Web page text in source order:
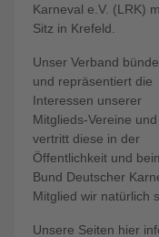
Karneval e.V. (LRK)
Sitz in Krefeld.
Unser Verband
und repräsentiert die
Interessen unserer
Mitglieds-Vereine und
vertritt diese in der
Öffentlichkeit und
Bund Deutscher
Mitglied wir natürlich
Unsere Seiten hier